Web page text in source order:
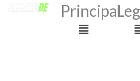
Principal
Menú